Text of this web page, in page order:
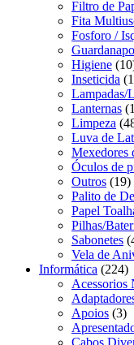
Filtro de
Fita
Fosforo /
Guardanapo
Higiene
Inseticida
Lampadas/
Lanternas
Limpeza
Luva de
Mexedores
Óculos de
Outros (19)
Palito de
Papel
Pilhas/
Sabonetes
Vela de
Informática (224)
Acessorios
Apoios (3)
Cabos